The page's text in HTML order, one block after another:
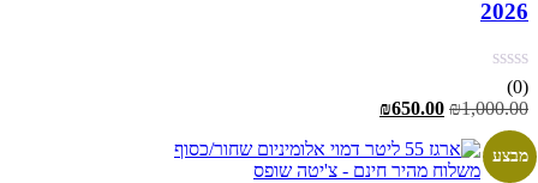
2026
(0)
₪1,000.00
המחיר
היה:
₪1,000.00.
₪650.00
הוא:
₪650.00.
מבצע
משלוח מהיר חינם - צ'יטה שופס